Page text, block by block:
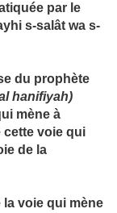
par le
s-salât wa s-
du prophète
hanifiyah)
mène à
cette voie qui
de la
voie qui mène